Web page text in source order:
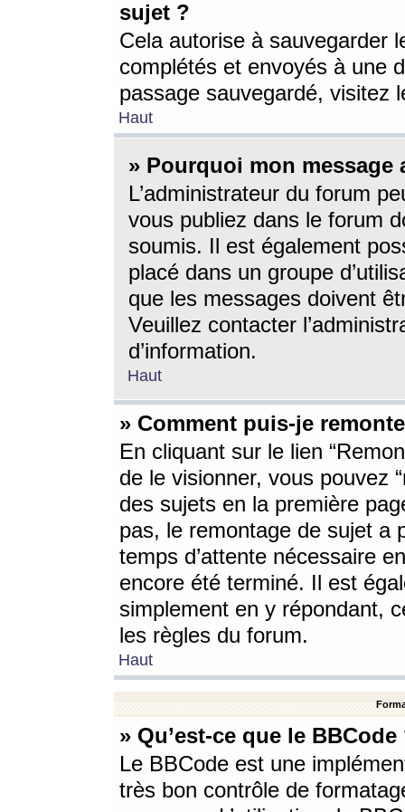
sujet ?
Cela autorise à sauvegarder
complétés et envoyés à une
passage sauvegardé, visitez
Haut
» Pourquoi mon message
L’administrateur du forum
vous publiez dans le forum
soumis. Il est également
placé dans un groupe
que les messages doivent
Veuillez contacter
d’information.
Haut
» Comment puis-je
En cliquant sur le lien
de le visionner, vous pouvez
des sujets en la première
pas, le remontage de sujet a
temps d’attente nécessaire
encore été terminé. Il est
simplement en y répondant,
les règles du forum.
Haut
» Qu’est-ce que le BBCode
Le BBCode est une
très bon contrôle de